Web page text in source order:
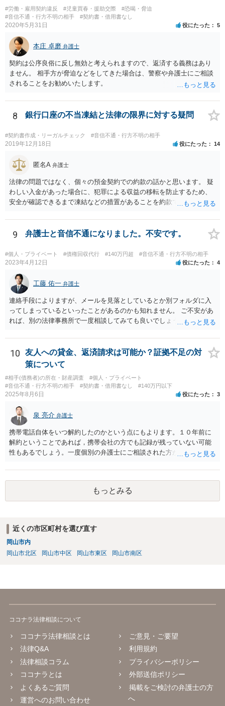
#労働・雇用契約違反 #児童買春・援助交際
#恐喝・脅迫
#音信不通・行方不明の相手
#契約書・借用書なし
2020年5月31日 役にたった 5
本庄 卓磨 弁護士
契約は公序良俗に反し無効と考えられますので、返済する義務はあり
ません。 相手方が脅迫などをしてきた場合は、警察や弁護士にご相談
されることをお勧めいたします。
8 銀行口座の不当凍結と法律の限界に対する疑問
#契約書作成・リーガルチェック #音信不通・行方不明の相手
2019年12月18日 役にたった 14
匿名A 弁護士
法律の問題ではなく、個々の預金契約での約款の話かと思います。 疑
わしい入金があった場合に、犯罪による収益の移転を防止するため、
安全が確認できるまで凍結などの措置があることを約款で定めている
口座を開設している以上、応じざるを得ません。 銀行に根拠を確認し
てみるとよいでしょう。
9 弁護士と音信不通になりました。不安です。
#個人・プライベート #債権回収代行 #140万円超 #音信不通・行方不明の相手
2023年4月12日 役にたった 4
工藤 佑一 弁護士
連絡手段によりますが、メールを見落としているとか別フォルダに入
ってしまっているといったことがあるのかも知れません。 ご不安があ
れば、別の法律事務所で一度相談してみても良いでしょう。
10
友人への貸金、返済請求は可能か？証拠不足の対
策について
#相手(債務者)の所在・財産調査
#個人・プライベート
#音信不通・行方不明の相手
#契約書・借用書なし #140万円以下
2025年8月6日 役にたった 3
泉 亮介 弁護士
携帯電話自体をいつ解約したのかという点にもよります。１０年前に
解約ということであれば，携帯会社の方でも記録が残っていない可能
性もあるでしょう。一度個別の弁護士にご相談された方が良いかと思
もっとみる
近くの市区町村を選び直す
岡山市内
岡山市北区
岡山市中区 岡山市東区 岡山市南区
ココナラ法律相談について
ココナラ法律相談とは
法律Q&A
法律相談コラム
ココナラとは
よくあるご質問
運営へのお問い合わせ
ご意見・ご要望
利用規約
プライバシーポリシー
外部送信ポリシー
掲載をご検討の弁護士の方
へ